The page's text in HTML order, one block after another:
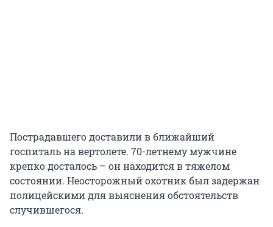
Пострадавшего доставили в ближайший
госпиталь на вертолете. 70-летнему мужчине
крепко досталось – он находится в тяжелом
состоянии. Неосторожный охотник был задержан
полицейскими для выяснения обстоятельств
случившегося.